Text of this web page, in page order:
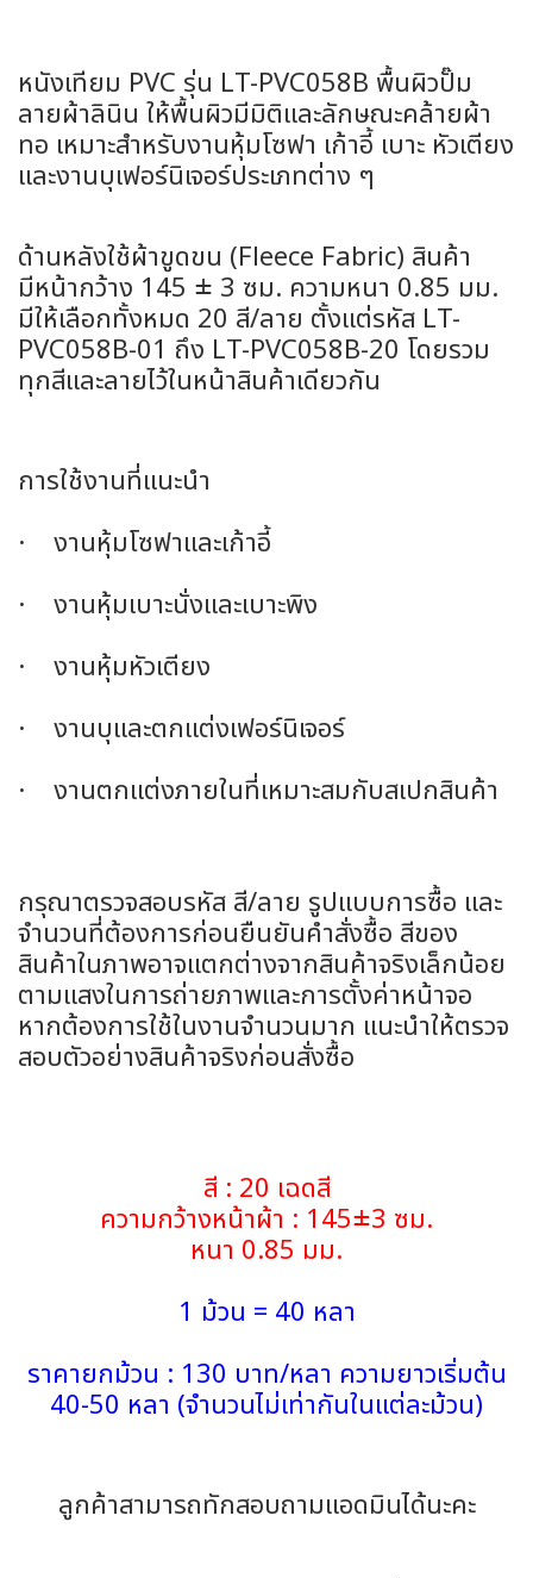
หนังเทียม PVC รุ่น LT-PVC058B พื้นผิวปั๊ม
ลายผ้าลินิน ให้พื้นผิวมีมิติและลักษณะคล้ายผ้า
ทอ เหมาะสำหรับงานหุ้มโซฟา เก้าอี้ เบาะ หัวเตียง
และงานบุเฟอร์นิเจอร์ประเภทต่าง ๆ
ด้านหลังใช้ผ้าขูดขน (Fleece Fabric) สินค้า
มีหน้ากว้าง 145 ± 3 ซม. ความหนา 0.85 มม.
มีให้เลือกทั้งหมด 20 สี/ลาย ตั้งแต่รหัส LT-
PVC058B-01 ถึง LT-PVC058B-20 โดยรวม
ทุกสีและลายไว้ในหน้าสินค้าเดียวกัน
การใช้งานที่แนะนำ
· งานหุ้มโซฟาและเก้าอี้
· งานหุ้มเบาะนั่งและเบาะพิง
· งานหุ้มหัวเตียง
· งานบุและตกแต่งเฟอร์นิเจอร์
· งานตกแต่งภายในที่เหมาะสมกับสเปกสินค้า
กรุณาตรวจสอบรหัส สี/ลาย รูปแบบการซื้อ และ
จำนวนที่ต้องการก่อนยืนยันคำสั่งซื้อ สีของ
สินค้าในภาพอาจแตกต่างจากสินค้าจริงเล็กน้อย
ตามแสงในการถ่ายภาพและการตั้งค่าหน้าจอ
หากต้องการใช้ในงานจำนวนมาก แนะนำให้ตรวจ
สอบตัวอย่างสินค้าจริงก่อนสั่งซื้อ
สี : 20 เฉดสี
ความกว้างหน้าผ้า : 145±3 ซม.
หนา 0.85 มม.
1 ม้วน = 40 หลา
ราคายกม้วน : 130 บาท/หลา ความยาวเริ่มต้น
40-50 หลา (จำนวนไม่เท่ากันในแต่ละม้วน)
ลูกค้าสามารถทักสอบถามแอดมินได้นะคะ